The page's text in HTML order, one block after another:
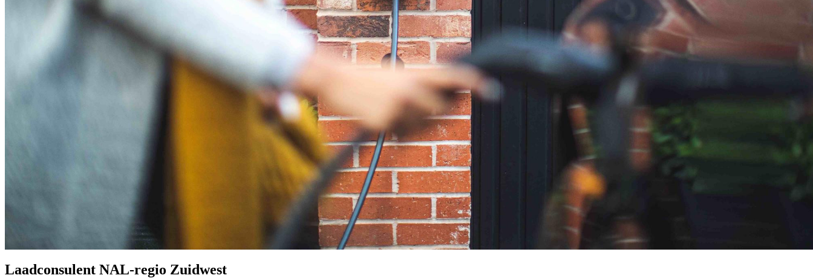
Laadconsulent NAL-regio Zuidwest